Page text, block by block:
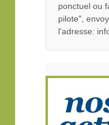
ponctuel ou
pilote",
l'adresse: